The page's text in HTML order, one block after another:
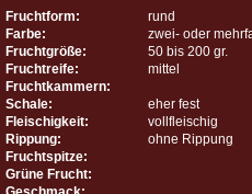
Fruchtform:
rund
Farbe:
zwei- oder
Fruchtgröße:
50 bis 200 gr.
Fruchtreife:
mittel
Fruchtkammern:
Schale:
eher fest
Fleischigkeit:
vollfleischig
Rippung:
ohne Rippung
Fruchtspitze:
Grüne Frucht: